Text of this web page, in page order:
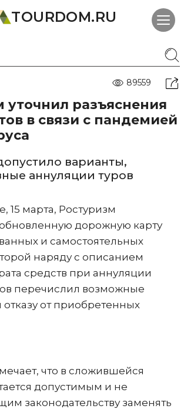
TOURDOM.RU
89559
уточнил разъяснения
в связи с пандемией
варианты,
аннуляции туров
15 марта, Ростуризм
дорожную карту
и самостоятельных
наряду с описанием
средств при аннуляции
перечислил возможные
отказу от приобретенных
что в сложившейся
допустимым и не
законодательству заменять